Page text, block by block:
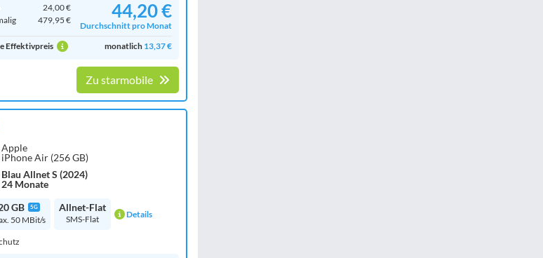
24,00 €
479,95 € 44,20 €
Durchschnitt pro Monat
Effektivpreis
monatlich 13,37 €
Zu starmobile
Apple
iPhone Air (256 GB)
Blau Allnet S (2024)
24 Monate
GB 5G
50 MBit/s
Allnet-Flat
SMS-Flat Details